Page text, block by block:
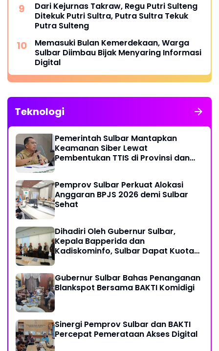
Dari Kejurnas Takraw, Regu Putri Sulteng
Ditekuk Putri Sultra, Putra Sultra Tekuk
Putra Sulteng
Memasuki Bulan Kemerdekaan, Warga
Sulbar Diimbau Bijak Menyaring Informasi
Digital
Teknologi
Pemerintah Sulbar Mantapkan
Keamanan Siber Lewat
Pembentukan TTIS di Provinsi dan
Pemprov Sulbar Perkuat Alokasi
Anggaran BPJS 2026 demi Sulbar
Sehat
Dihadiri Oleh Gubernur Sulbar,
Kepala Bapperida dan
Kadiskominfo, Sulbar Dapat Kuota
Gubernur Sulbar Bahas Penanganan
Blankspot Bersama BAKTI Komidigi
Sinergi Pemprov Sulbar dan BAKTI
Percepat Pemerataan Akses Digital